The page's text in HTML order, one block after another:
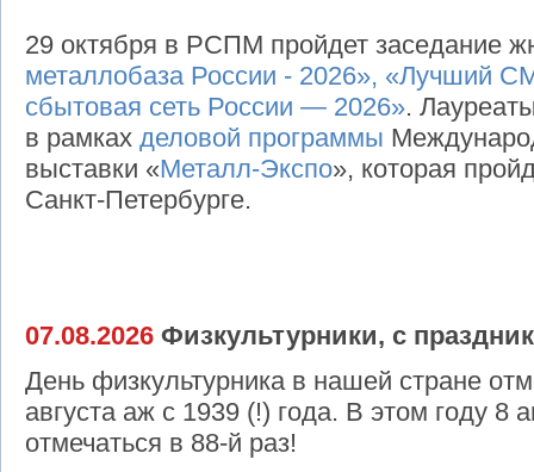
29 октября в РСПМ пройдет заседание
металлобаза России - 2026», «Лучший
сбытовая сеть России — 2026».
в рамках деловой программы
выставки «Металл-Экспо», которая
Санкт-Петербурге.
07.08.2026 Физкультурники, с
День физкультурника в нашей стране
августа аж c 1939 (!) года. В этом году 8
отмечаться в 88-й раз!